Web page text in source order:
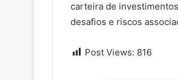
carteira de
desafios e riscos
Post Views: 816